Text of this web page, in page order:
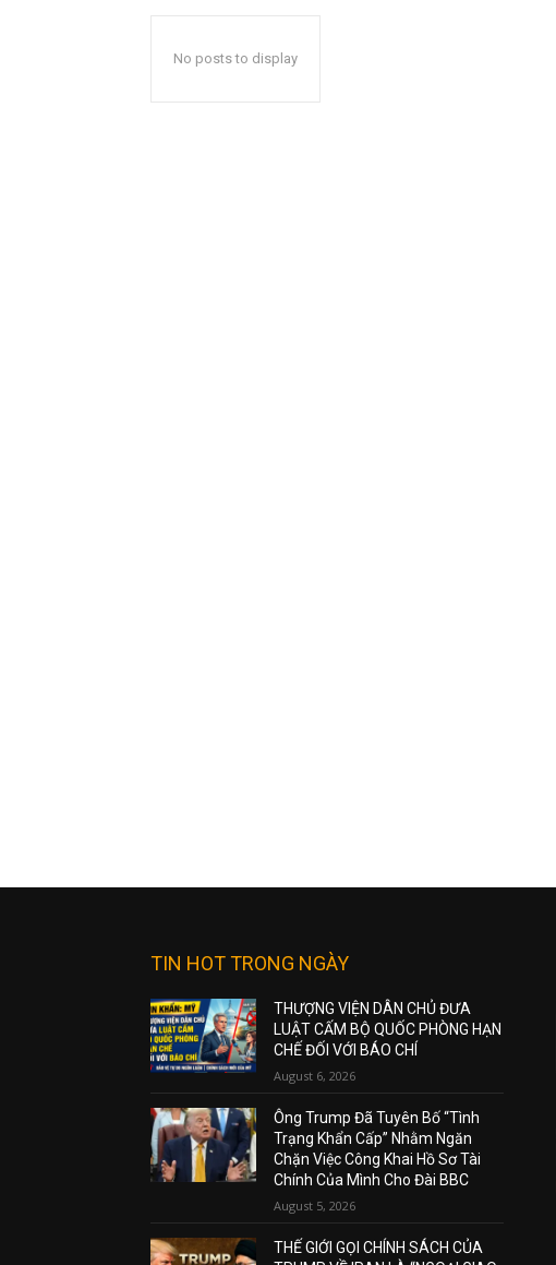
No posts to display
TIN HOT TRONG NGÀY
THƯỢNG VIỆN DÂN CHỦ ĐƯA
LUẬT CẤM BỘ QUỐC PHÒNG HẠN
CHẾ ĐỐI VỚI BÁO CHÍ
August 6, 2026
Ông Trump Đã Tuyên Bố “Tình
Trạng Khẩn Cấp” Nhằm Ngăn
Chặn Việc Công Khai Hồ Sơ Tài
Chính Của Mình Cho Đài BBC
August 5, 2026
THẾ GIỚI GỌI CHÍNH SÁCH CỦA